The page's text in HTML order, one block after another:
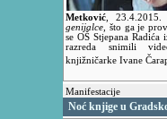
Metković
23.4.2015.
genijalce , što ga je
se OŠ Stjepana
razreda snimili
knjižničarke Ivane
Manifestacije
Noć knjige u